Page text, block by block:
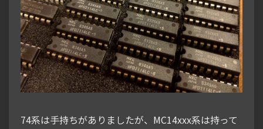
74系は手持ちがありましたが、MC14xxx系は持って